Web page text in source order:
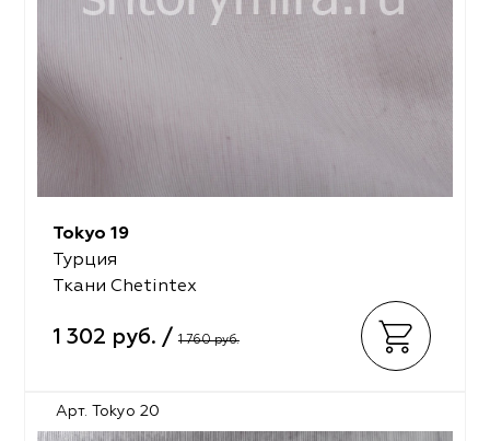
Tokyo 19
Турция
Ткани Chetintex
1 302 руб. / 1 760 руб.
Арт. Tokyo 20